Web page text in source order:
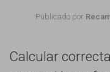
Publicado por
Calcular